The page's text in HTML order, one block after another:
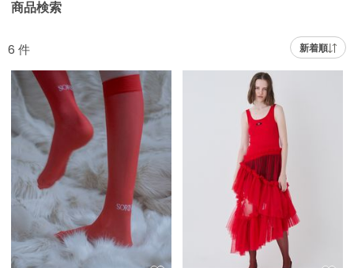
(2008)
リー (655)
ョン雑貨 (848)
ACYM
adidas
adidas by Stella McCartney
アディダス バイ ステラマッカートニー
ALLISON BROWN
アリソンブラウン
amabro
アマブロ
Ame no chi Hare
アメノチハレ
商品検索
6 件 新着順